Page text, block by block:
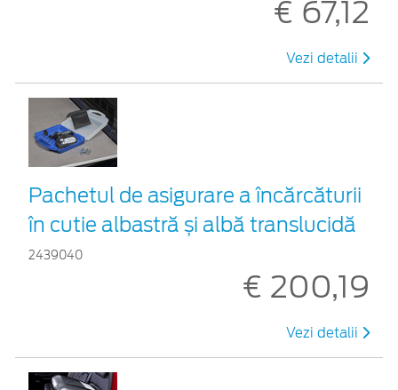
€ 67,12
Vezi detalii
Pachetul de asigurare a încărcăturii
în cutie albastră și albă translucidă
2439040
€ 200,19
Vezi detalii